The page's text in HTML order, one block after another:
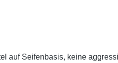
auf Seifenbasis, keine